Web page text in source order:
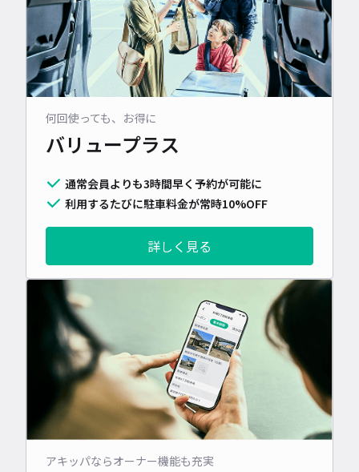
何回使っても、お得に
バリュープラス
通常会員よりも3時間早く予約が可能に
利用するたびに駐車料金が常時10%OFF
詳しく見る
アキッパならオーナー機能も充実